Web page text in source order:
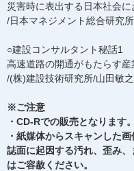
災害時に表出する日本社会
/日本マネジメント総合研究
○建設コンサルタント秘話1
高速道路の開通がもたらす
/(株)建設技術研究所/山田敏之
※ご注意
・CD-Rでの販売となります。
・紙媒体からスキャンした
誌面に起因する汚れ、歪み
はご容赦ください。